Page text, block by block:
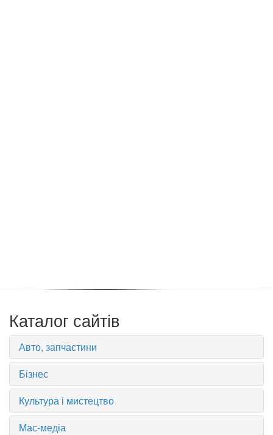
Каталог сайтів
Авто, запчастини
Бізнес
Культура і мистецтво
Мас-медіа